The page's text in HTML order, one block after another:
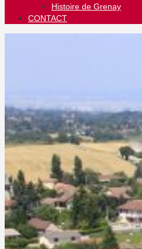
Histoire de Grenay
CONTACT